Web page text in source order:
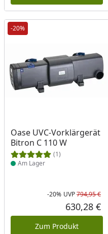
-20%
Oase UVC-Vorklärgerät
Bitron C 110 W
(1)
Produkt am Lager
Am Lager
-20% UVP794,95 €
630,28 €
Zum Produkt